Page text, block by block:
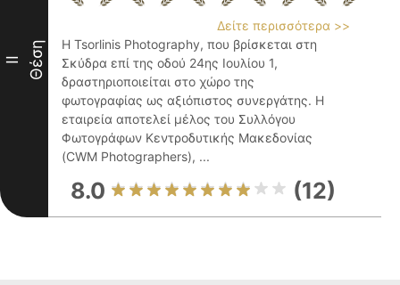
II Θέση
Δείτε περισσότερα >>
Η Tsorlinis Photography, που βρίσκεται στη
Σκύδρα επί της οδού 24ης Ιουλίου 1,
δραστηριοποιείται στο χώρο της
φωτογραφίας ως αξιόπιστος συνεργάτης. Η
εταιρεία αποτελεί μέλος του Συλλόγου
Φωτογράφων Κεντροδυτικής Μακεδονίας
(CWM Photographers), ...
8.0 (12)